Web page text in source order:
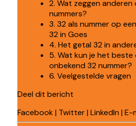
2. Wat zeggen
nummers?
3. 32 als nummer op
32 in Goes
4. Het getal 32 in
5. Wat kun je het beste
onbekend 32 nummer?
6. Veelgestelde vragen
Deel dit bericht
Facebook| Twitter| LinkedIn | E-